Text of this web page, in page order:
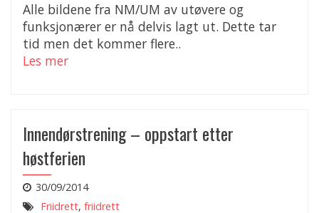
Alle bildene fra NM/UM av utøvere og
funksjonærer er nå delvis lagt ut. Dette tar
tid men det kommer flere..
Les mer
Innendørstrening – oppstart etter
høstferien
30/09/2014
Friidrett, friidrett